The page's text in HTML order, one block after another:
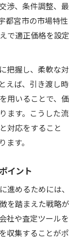
渉、条件調整、最
都宮市の市場特性
で適正価格を設定
把握し、柔軟な対
えば、引き渡し時
用いることで、価
ます。こうした流
対応をすること
す。
イント
進めるためには、
を踏まえた戦略が
社や査定ツールを
収集することがポ